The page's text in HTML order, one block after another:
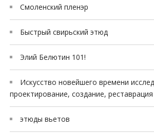
Смоленский пленэр
Быстрый свирьский этюд
Элий Белютин 101!
Искусство новейшего времени
проектирование, создание,
этюды вьетов